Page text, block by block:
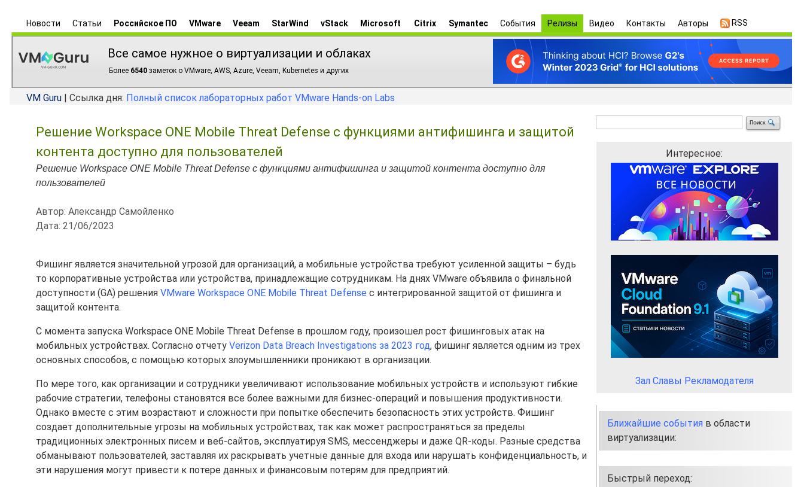
Новости Статьи Российское ПО VMware Veeam StarWind vStack Microsoft Citrix Symantec События Релизы Видео Контакты Авторы RSS
Все самое нужное о виртуализации и облаках
Более 6540 заметок о VMware, AWS, Azure, Veeam, Kubernetes и других
VM Guru | Ссылка дня: Полный список лабораторных работ VMware Hands-on Labs
Решение Workspace ONE Mobile Threat Defense с функциями антифишинга и защитой
контента доступно для пользователей
Решение Workspace ONE Mobile Threat Defense с функциями антифишинга и защитой контента доступно для
пользователей
Автор: Александр Самойленко
Дата: 21/06/2023
Фишинг является значительной угрозой для организаций, а мобильные устройства требуют усиленной защиты – будь
то корпоративные устройства или устройства, принадлежащие сотрудникам. На днях VMware объявила о финальной
доступности (GA) решения VMware Workspace ONE Mobile Threat Defense с интегрированной защитой от фишинга и
защитой контента.
С момента запуска Workspace ONE Mobile Threat Defense в прошлом году, произошел рост фишинговых атак на
мобильных устройствах. Согласно отчету Verizon Data Breach Investigations за 2023 год, фишинг является одним из трех
основных способов, с помощью которых злоумышленники проникают в организации.
По мере того, как организации и сотрудники увеличивают использование мобильных устройств и используют гибкие
рабочие стратегии, телефоны становятся все более важными для бизнес-операций и повышения продуктивности.
Однако вместе с этим возрастают и сложности при попытке обеспечить безопасность этих устройств. Фишинг
создает дополнительные угрозы на мобильных устройствах, так как может распространяться за пределы
традиционных электронных писем и веб-сайтов, эксплуатируя SMS, мессенджеры и даже QR-коды. Разные средства
обманывают пользователей, заставляя их раскрывать учетные данные для входа или нарушать конфиденциальность, и
эти нарушения могут привести к потере данных и финансовым потерям для предприятий.
Интересное:
Зал Славы Рекламодателя
Ближайшие события в области
виртуализации:
Быстрый переход: